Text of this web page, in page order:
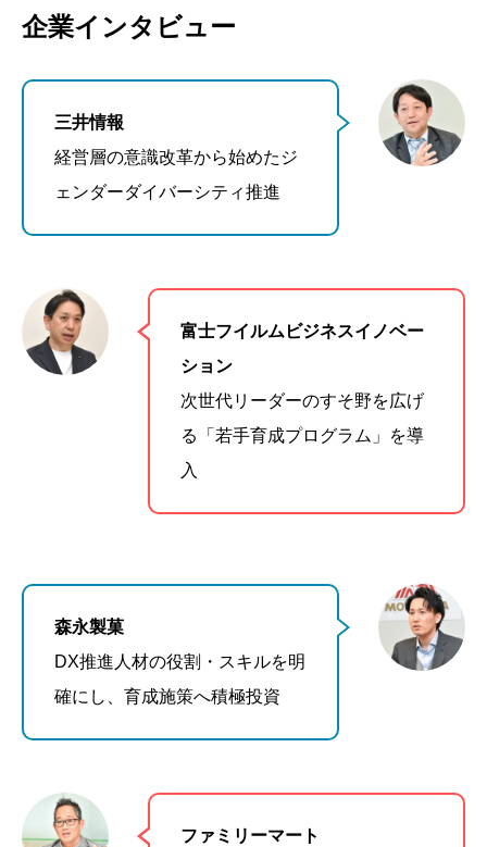
企業インタビュー
三井情報
経営層の意識改革から始めたジ
ェンダーダイバーシティ推進
富士フイルムビジネスイノベー
ション
次世代リーダーのすそ野を広げ
る「若手育成プログラム」を導
入
森永製菓
DX推進人材の役割・スキルを明
確にし、育成施策へ積極投資
ファミリーマート